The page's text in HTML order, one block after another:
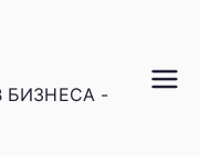
БИЗНЕСА -